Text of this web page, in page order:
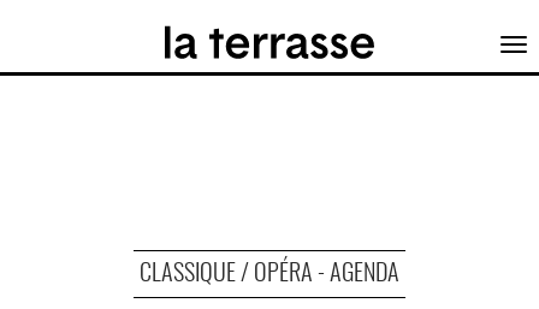
CLASSIQUE / OPÉRA - AGENDA